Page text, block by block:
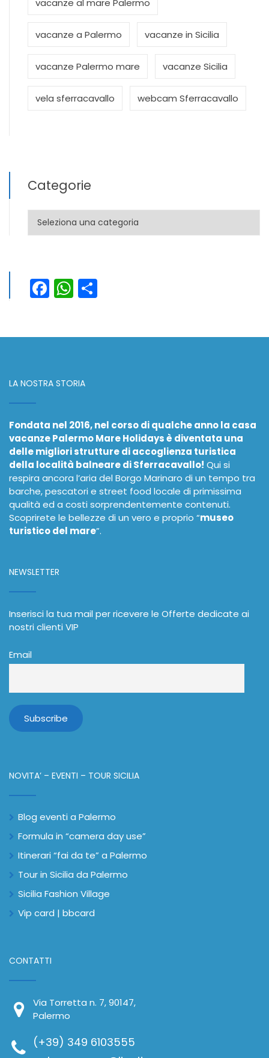
vacanze al mare Palermo
vacanze a Palermo vacanze in Sicilia
vacanze Palermo mare vacanze Sicilia
vela sferracavallo webcam Sferracavallo
Categorie
Categorie
Facebook
WhatsApp
LA NOSTRA STORIA
Fondata nel 2016, nel corso di qualche anno la casa
vacanze Palermo Mare Holidays è diventata una
delle migliori strutture di accoglienza turistica
della località balneare di Sferracavallo! Qui si
respira ancora l’aria del Borgo Marinaro di un tempo tra
barche, pescatori e street food locale di primissima
qualità ed a costi sorprendentemente contenuti.
Scoprirete le bellezze di un vero e proprio “museo
turistico del mare”.
NEWSLETTER
Inserisci la tua mail per ricevere le Offerte dedicate ai
nostri clienti VIP
Email
NOVITA’ – EVENTI – TOUR SICILIA
Blog eventi a Palermo
Formula in “camera day use”
Itinerari “fai da te” a Palermo
Tour in Sicilia da Palermo
Sicilia Fashion Village
Vip card | bbcard
CONTATTI
Via Torretta n. 7, 90147,
Palermo
(+39) 349 6103555